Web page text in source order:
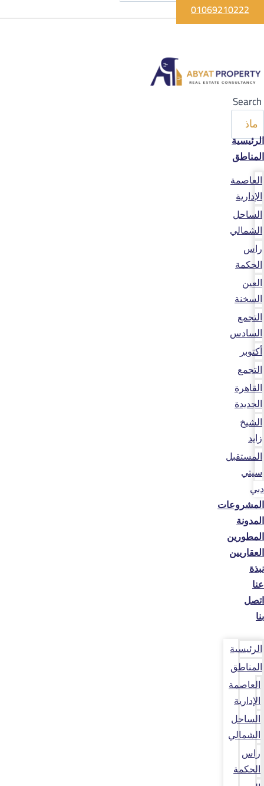
01069210222
Search
الرئيسية
المناطق
العاصمة
الإدارية
الساحل
الشمالي
راس
الحكمة
العين
السخنة
التجمع
السادس
أكتوبر
التجمع
القاهرة
الجديدة
الشيخ
زايد
المستقبل
سيتي
دبي
المشروعات
المدونة
المطورين
العقاريين
نبذة
عنا
اتصل
بنا
الرئيسية
المناطق
العاصمة
الإدارية
الساحل
الشمالي
راس
الحكمة